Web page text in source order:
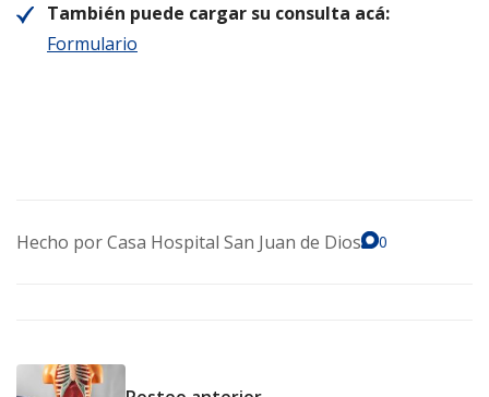
También puede cargar su consulta acá:
Formulario
Hecho porCasa Hospital San Juan de Dios 0